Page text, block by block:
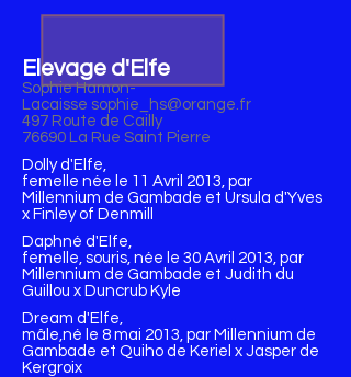
Elevage d'Elfe
Sophie Hamon-
Lacaisse sophie_hs@orange.fr
497 Route de Cailly
76690 La Rue Saint Pierre
Dolly d'Elfe,
femelle née le 11 Avril 2013, par
Millennium de Gambade et Ursula d'Yves
x Finley of Denmill
Daphné d'Elfe,
femelle, souris, née le 30 Avril 2013, par
Millennium de Gambade et Judith du
Guillou x Duncrub Kyle
Dream d'Elfe,
mâle,né le 8 mai 2013, par Millennium de
Gambade et Quiho de Keriel x Jasper de
Kergroix